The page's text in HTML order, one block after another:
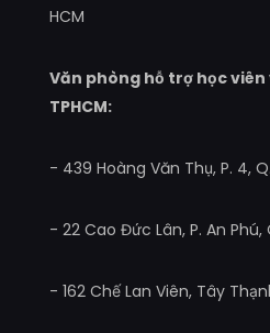
HCM
Văn phòng hỗ trợ học
TPHCM:
- 439 Hoàng Văn Thụ, P. 4,
- 22 Cao Đức Lân, P. An Phú,
- 162 Chế Lan Viên, Tây